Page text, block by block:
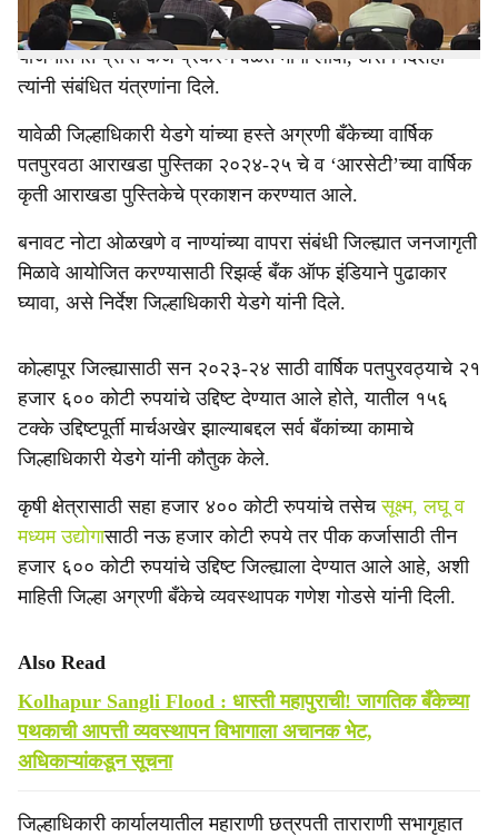
नागरिकांना नियमित आणि चांगल्या पद्धतीने सेवा द्या, तसेच शासकीय
योजनांतर्गत प्राप्त कर्ज प्रकरणे वेळेत मार्गी लावा, असे निर्देशही
त्यांनी संबंधित यंत्रणांना दिले.
यावेळी जिल्हाधिकारी येडगे यांच्या हस्ते अग्रणी बँकेच्या वार्षिक
पतपुरवठा आराखडा पुस्तिका २०२४-२५ चे व ‘आरसेटी’च्या वार्षिक
कृती आराखडा पुस्तिकेचे प्रकाशन करण्यात आले.
बनावट नोटा ओळखणे व नाण्यांच्या वापरा संबंधी जिल्ह्यात जनजागृती
मिळावे आयोजित करण्यासाठी रिझर्व्ह बँक ऑफ इंडियाने पुढाकार
घ्यावा, असे निर्देश जिल्हाधिकारी येडगे यांनी दिले.
कोल्हापूर जिल्ह्यासाठी सन २०२३-२४ साठी वार्षिक पतपुरवठ्याचे २१
हजार ६०० कोटी रुपयांचे उद्दिष्ट देण्यात आले होते, यातील १५६
टक्के उद्दिष्टपूर्ती मार्चअखेर झाल्याबद्दल सर्व बँकांच्या कामाचे
जिल्हाधिकारी येडगे यांनी कौतुक केले.
कृषी क्षेत्रासाठी सहा हजार ४०० कोटी रुपयांचे तसेचसूक्ष्म, लघू व
मध्यम उद्योगासाठी नऊ हजार कोटी रुपये तर पीक कर्जासाठी तीन
हजार ६०० कोटी रुपयांचे उद्दिष्ट जिल्ह्याला देण्यात आले आहे, अशी
माहिती जिल्हा अग्रणी बँकेचे व्यवस्थापक गणेश गोडसे यांनी दिली.
Also Read
Kolhapur Sangli Flood : धास्ती महापुराची! जागतिक बँकेच्या
पथकाची आपत्ती व्यवस्थापन विभागाला अचानक भेट,
अधिकाऱ्यांकडून सूचना
जिल्हाधिकारी कार्यालयातील महाराणी छत्रपती ताराराणी सभागृहात